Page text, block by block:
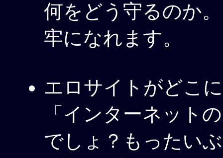
何をどう守るのか
牢になれます。
エロサイトがどこ
「インターネット
でしょ？もったい